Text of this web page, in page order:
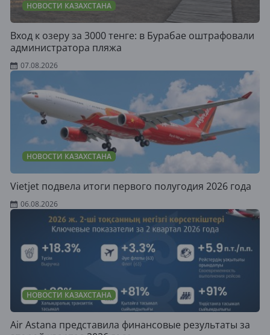
НОВОСТИ КАЗАХСТАНА
Вход к озеру за 3000 тенге: в Бурабае оштрафовали
администратора пляжа
07.08.2026
НОВОСТИ КАЗАХСТАНА
Vietjet подвела итоги первого полугодия 2026 года
06.08.2026
НОВОСТИ КАЗАХСТАНА
Air Astana представила финансовые результаты за